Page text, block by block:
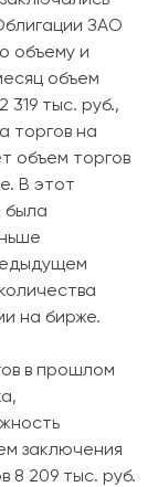
ЗАО
объему и
объем
319 тыс. руб.,
торгов на
объем торгов
В этот
была
на бирже.
в прошлом
заключения
8 209 тыс. руб.